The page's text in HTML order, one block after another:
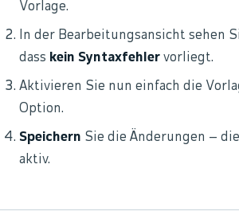
Vorlage.
In der Bearbeitungsansicht sehen
dass kein Syntaxfehler vorliegt.
Aktivieren Sie nun einfach die
Option.
Speichern Sie die Änderungen –
aktiv.